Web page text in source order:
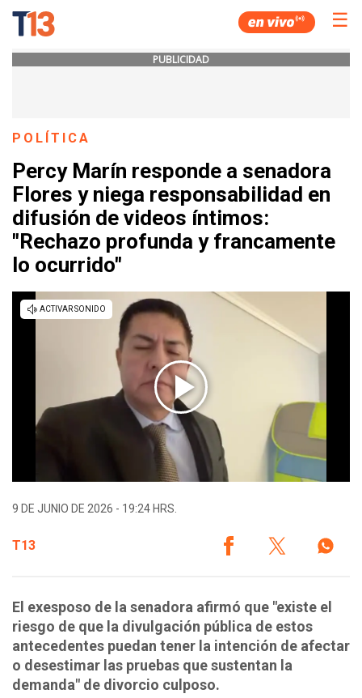
☰
PUBLICIDAD
POLÍTICA
Percy Marín responde a senadora
Flores y niega responsabilidad en
difusión de videos íntimos:
"Rechazo profunda y francamente
lo ocurrido"
9 DE JUNIO DE 2026 - 19:24 HRS.
T13
El exesposo de la senadora afirmó que "existe el
riesgo de que la divulgación pública de estos
antecedentes puedan tener la intención de afectar
o desestimar las pruebas que sustentan la
demanda" de divorcio culposo.